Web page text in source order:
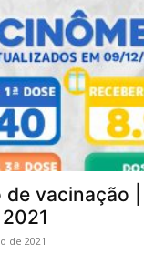
de vacinação
de 2021